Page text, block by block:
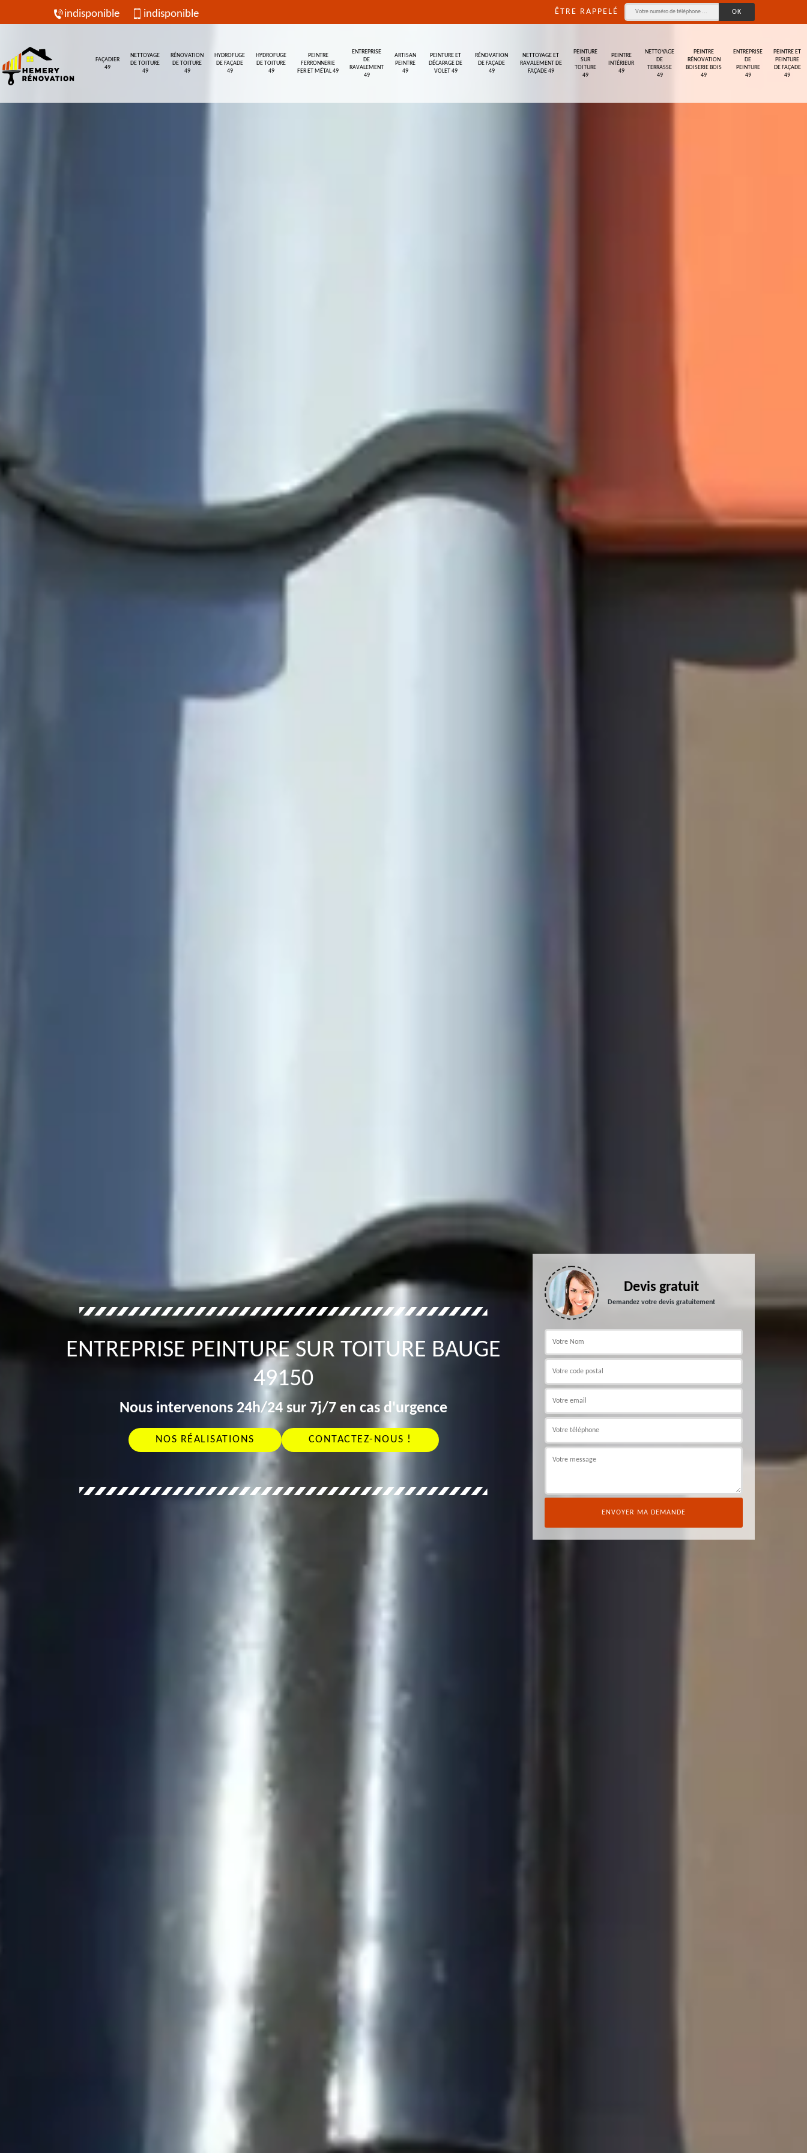
indisponible indisponible ÊTRE RAPPELÉ
FAÇADIER
49
NETTOYAGE
DE TOITURE
49
RÉNOVATION
DE TOITURE
49
HYDROFUGE
DE FAÇADE
49
HYDROFUGE
DE TOITURE
49
PEINTRE
FERRONNERIE
FER ET MÉTAL 49
ENTREPRISE
DE
RAVALEMENT
49
ARTISAN
PEINTRE
49
PEINTURE ET
DÉCAPAGE DE
VOLET 49
RÉNOVATION
DE FAÇADE
49
NETTOYAGE ET
RAVALEMENT DE
FAÇADE 49
PEINTURE
SUR
TOITURE
49
PEINTRE
INTÉRIEUR
49
NETTOYAGE
DE
TERRASSE
49
PEINTRE
RÉNOVATION
BOISERIE BOIS
49
ENTREPRISE
DE
PEINTURE
49
PEINTRE ET
PEINTURE
DE FAÇADE
49
ENTREPRISE PEINTURE SUR TOITURE BAUGE
49150
Nous intervenons 24h/24 sur 7j/7 en cas d'urgence
NOS RÉALISATIONS CONTACTEZ-NOUS !
Devis gratuit
Demandez votre devis gratuitement